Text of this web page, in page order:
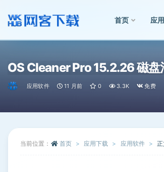
首页 应
OS Cleaner Pro 15.2.26 磁盘
应用软件 11 月前 0 3.3K 免费
当前位置： 首页 应用下载 应用软件 正